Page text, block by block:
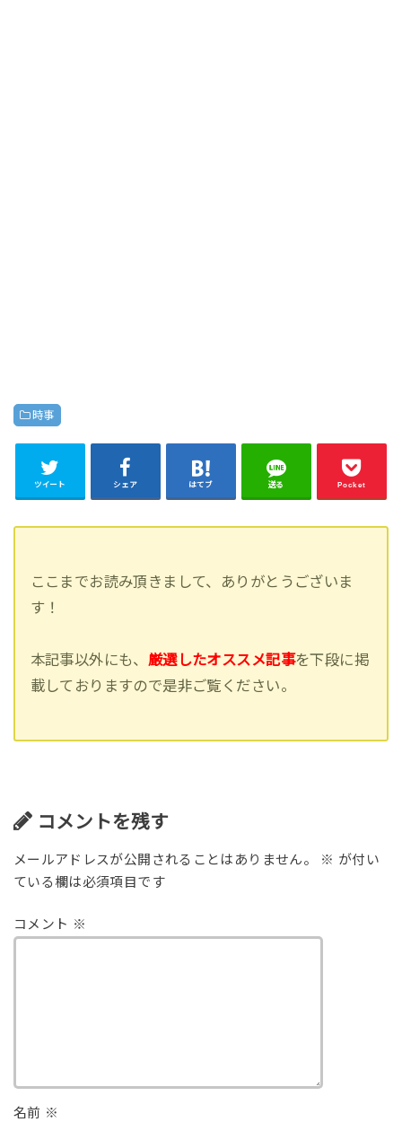
時事
ツイート シェア はてブ 送る Pocket
ここまでお読み頂きまして、ありがとうございま
す！
本記事以外にも、 厳選したオススメ記事を下段に掲
載しておりますので是非ご覧ください。
コメントを残す
メールアドレスが公開されることはありません。 ※ が付い
ている欄は必須項目です
コメント ※
名前 ※